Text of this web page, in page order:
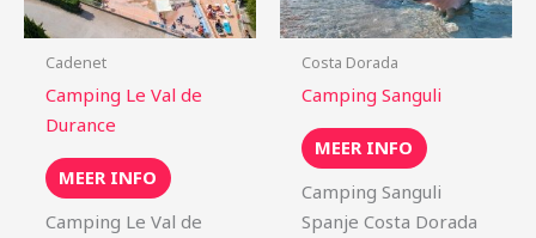
Cadenet
Camping Le Val de
Durance
MEER INFO
Camping Le Val de
Costa Dorada
Camping Sanguli
MEER INFO
Camping Sanguli
Spanje Costa Dorada